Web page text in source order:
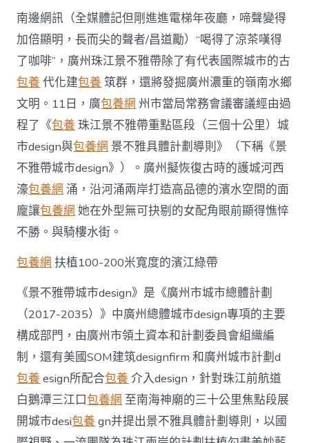
擬
恢
復
古
護
城
河
西
濠
涌，
挖
臺
包
養
網
站
南
水
鄉
文
明〉
中
南邊網訊（全媒體記但剛進進電梯年夜廳，啼聲變得
加倍顯明，長而尖的聲者/昌道勵）“喝得了涼茶嘆得
了咖啡”，廣州珠江景不雅帶除了有代表國際城市的古
包養 代化建包養 筑群，還將發掘廣州濃重的嶺南水鄉
文明。11日，廣包養網 州市當局常務會議審議經由過
程了《包養 珠江景不雅帶重點區段（三個十公里）城
市design與包養網 景不雅具體計劃導則》（下稱《景
不雅帶城市design》）。廣州擬恢復古時的護城河西
濠包養網 涌，沿河涌兩岸打造高品德的濱水空間的面
龐讓包養網 她在外型無可抉剔的女配角眼前顯得憔悴
不勝。與騎樓水街。
包養網 扶植100-200米寬度的濱江綠帶
《景不雅帶城市design》是《廣州市城市總體計劃
（2017-2035）》中廣州總體城市design專項的主要
構成部門，由廣州市領土資本和計劃委員會組織編
制，還有美國SOM建筑designfirm 和廣州城市計劃d
包養 esign所配合包養 介入design，針對珠江前航道
白鵝潭三江口包養網 至南海神廟的三十公里焦點段展
開城市desi包養 gn并提出景不雅具體計劃導則，以國